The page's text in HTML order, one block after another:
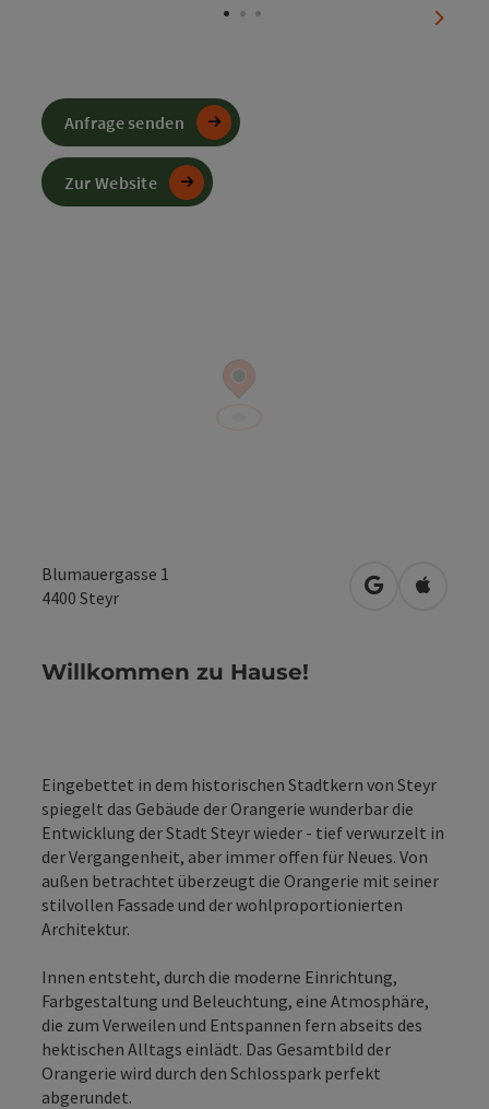
Blumauergasse 1
4400 Steyr in Google
in
Willkommen zu Hause!
Eingebettet in dem historischen Stadtkern von Steyr
spiegelt das Gebäude der Orangerie wunderbar die
Entwicklung der Stadt Steyr wieder - tief verwurzelt in
der Vergangenheit, aber immer offen für Neues. Von
außen betrachtet überzeugt die Orangerie mit seiner
stilvollen Fassade und der wohlproportionierten
Architektur.
Innen entsteht, durch die moderne Einrichtung,
Farbgestaltung und Beleuchtung, eine Atmosphäre,
die zum Verweilen und Entspannen fern abseits des
hektischen Alltags einlädt. Das Gesamtbild der
Orangerie wird durch den Schlosspark perfekt
abgerundet.
Anfrage senden
Zur Website